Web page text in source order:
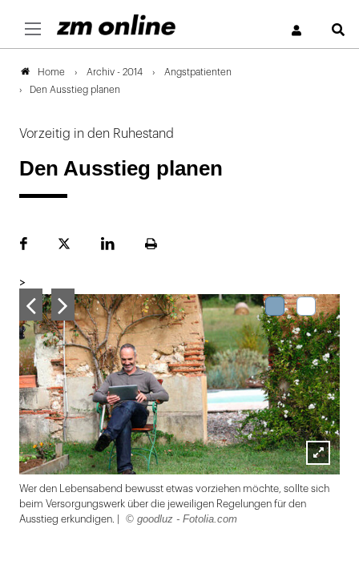
Home Archiv - 2014
Angstpatienten
Den Ausstieg planen
Vorzeitig in den Ruhestand
Den Ausstieg planen
FacebookPlattformLinekdInSeite
>
Lightbox
öffnen
Wer den Lebensabend bewusst etwas vorziehen möchte, sollte sich
beim Versorgungswerk über die jeweiligen Regelungen für den
Ausstieg erkundigen. |
© goodluz - Fotolia.com